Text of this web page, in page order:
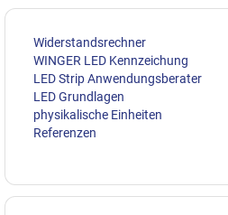
Widerstandsrechner
WINGER LED Kennzeichung
LED Strip Anwendungsberater
LED Grundlagen
physikalische Einheiten
Referenzen